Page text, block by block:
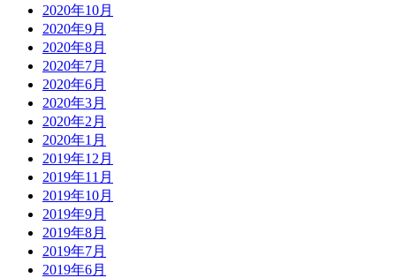
2020年10月
2020年9月
2020年8月
2020年7月
2020年6月
2020年3月
2020年2月
2020年1月
2019年12月
2019年11月
2019年10月
2019年9月
2019年8月
2019年7月
2019年6月